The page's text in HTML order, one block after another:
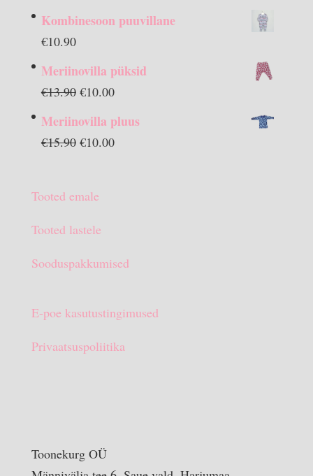
Kombinesoon puuvillane
€10.90
Meriinovilla püksid
€13.90 Algne
€10.00Praegune
on:
Meriinovilla pluus
€15.90 Algne
€15.90.
€10.00Praegune
Tooted emale
Tooted lastele
Sooduspakkumised
E-poe kasutustingimused
Privaatsuspoliitika
Toonekurg OÜ